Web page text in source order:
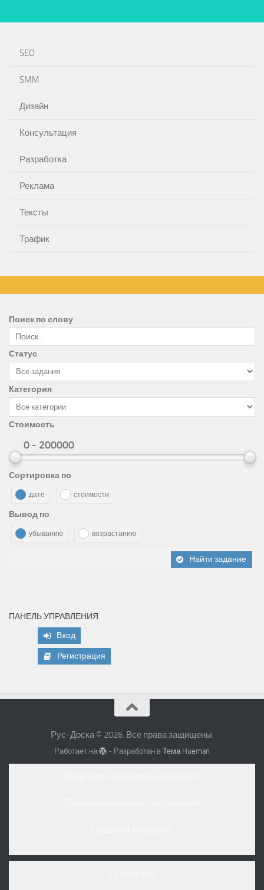
SEO
SMM
Дизайн
Консультация
Разработка
Реклама
Тексты
Трафик
Поиск по слову
Статус
Категория
Стоимость
0 - 200000
Сортировка по
дате стоимости
Вывод по
убыванию возрастанию
Найти задание
ПАНЕЛЬ УПРАВЛЕНИЯ
Вход
Регистрация
Рус-Доска © 2026. Все права защищены.
Работает на - Разработан вТема Hueman